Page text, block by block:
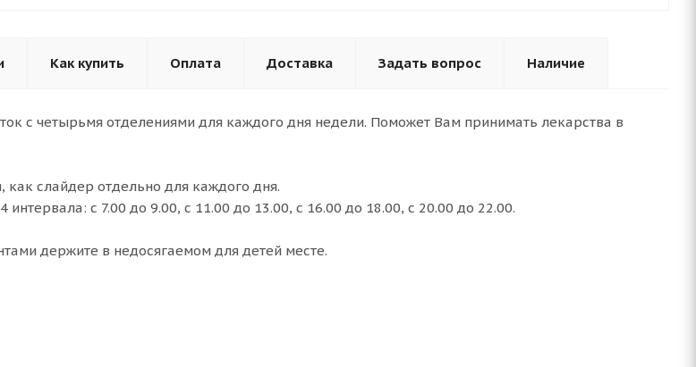
Как купить Оплата Доставка Задать вопрос Наличие
с четырьмя отделениями для каждого дня недели. Поможет Вам принимать лекарства в
слайдер отдельно для каждого дня.
с 7.00 до 9.00, с 11.00 до 13.00, с 16.00 до 18.00, с 20.00 до 22.00.
держите в недосягаемом для детей месте.